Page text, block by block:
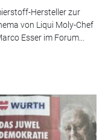
Hersteller zur
von Liqui Moly-Chef
Esser im Forum...